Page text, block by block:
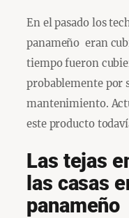
En el pasado los
panameño eran
tiempo fueron
probablemente por
mantenimiento.
este producto
Las tejas
las casas
panameño